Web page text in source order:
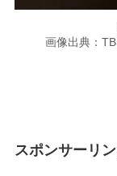
画像出典：
スポンサーリ